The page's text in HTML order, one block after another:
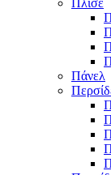
Πάνελ